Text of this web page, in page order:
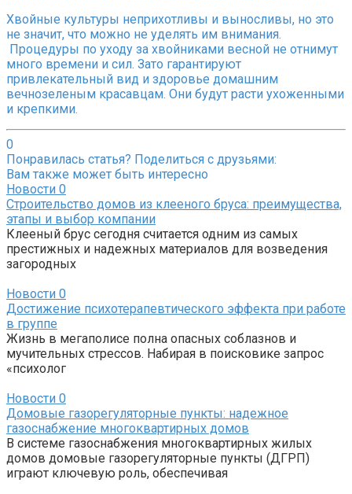
Хвойные культуры неприхотливы и выносливы, но это
не значит, что можно не уделять им внимания.
Процедуры по уходу за хвойниками весной не отнимут
много времени и сил. Зато гарантируют
привлекательный вид и здоровье домашним
вечнозеленым красавцам. Они будут расти ухоженными
и крепкими.
0
Понравилась статья? Поделиться с друзьями:
Вам также может быть интересно
Новости 0
Строительство домов из клееного бруса: преимущества,
этапы и выбор компании
Клееный брус сегодня считается одним из самых
престижных и надежных материалов для возведения
загородных
Новости 0
Достижение психотерапевтического эффекта при работе
в группе
Жизнь в мегаполисе полна опасных соблазнов и
мучительных стрессов. Набирая в поисковике запрос
«психолог
Новости 0
Домовые газорегуляторные пункты: надежное
газоснабжение многоквартирных домов
В системе газоснабжения многоквартирных жилых
домов домовые газорегуляторные пункты (ДГРП)
играют ключевую роль, обеспечивая